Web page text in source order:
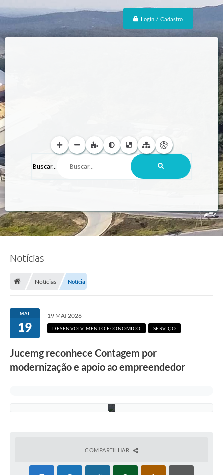
Login / Cadastro
Buscar...
Notícias
Notícias Notícia
MAI
19
19 MAI 2026
DESENVOLVIMENTO ECONÔMICO SERVIÇO
Jucemg reconhece Contagem por
modernização e apoio ao empreendedor
d
i
a
COMPARTILHAR